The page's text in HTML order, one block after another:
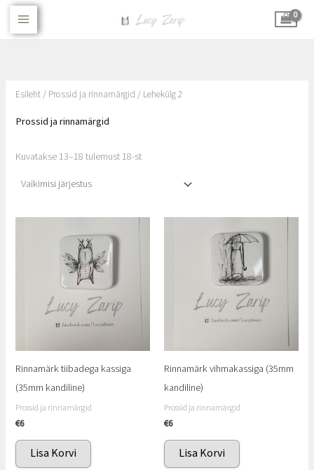
SkipMain
Menu
Esileht/ Prossid ja rinnamärgid / Lehekülg 2
Prossid ja rinnamärgid
Kuvatakse 13–18 tulemust 18-st
Rinnamärk tiibadega kassiga
(35mm kandiline)
Prossid ja rinnamärgid
€6
Lisa Korvi
Rinnamärk vihmakassiga (35mm
kandiline)
Prossid ja rinnamärgid
€6
Lisa Korvi